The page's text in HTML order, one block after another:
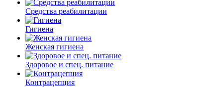
Средства реабилитации
Гигиена
Женская гигиена
Здоровое и спец. питание
Контрацепция